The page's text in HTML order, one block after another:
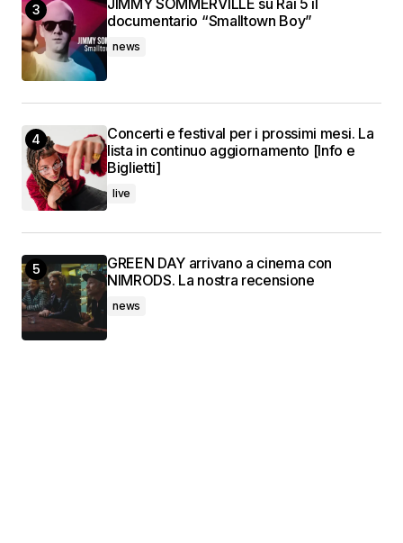
JIMMY SOMMERVILLE su Rai 5 il
documentario “Smalltown Boy”
news
Concerti e festival per i prossimi mesi. La
lista in continuo aggiornamento [Info e
Biglietti]
live
GREEN DAY arrivano a cinema con
NIMRODS. La nostra recensione
news